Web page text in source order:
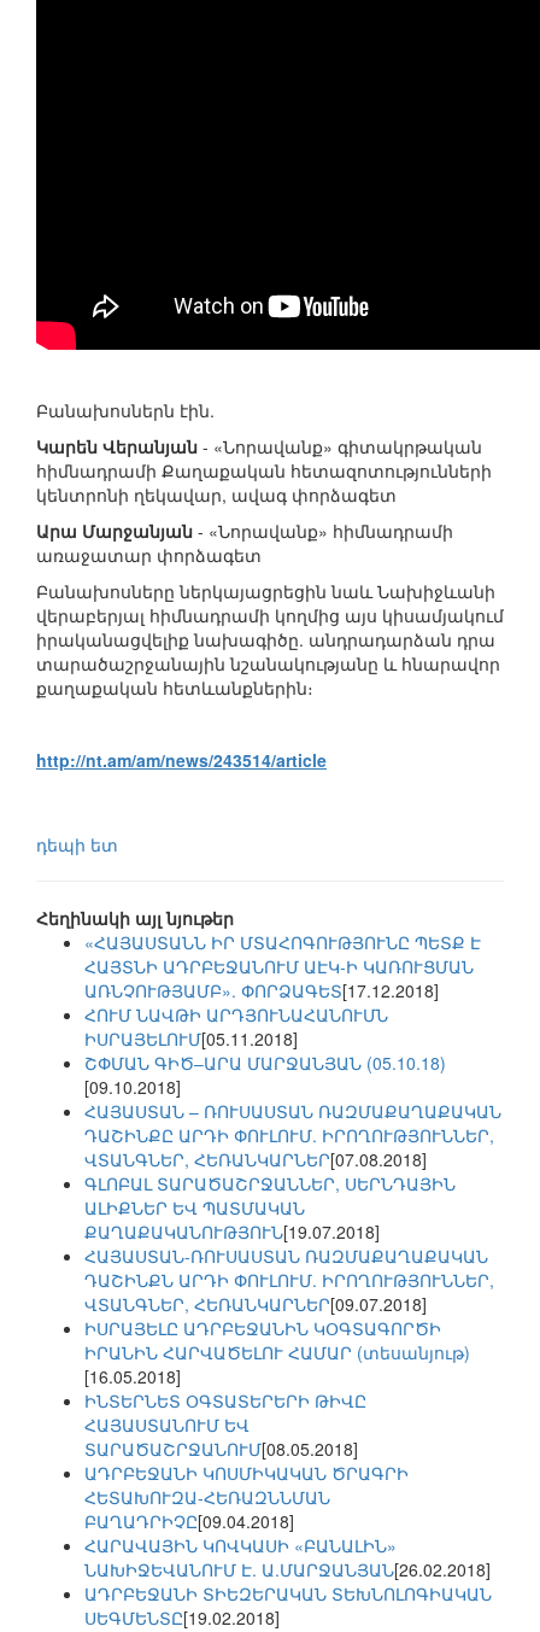
Բանախոսներն էին.
Կարեն Վերանյան - «Նորավանք» գիտակրթական
հիմնադրամի Քաղաքական հետազոտությունների
կենտրոնի ղեկավար, ավագ փորձագետ
Արա Մարջանյան - «Նորավանք» հիմնադրամի
առաջատար փորձագետ
Բանախոսները ներկայացրեցին նաև Նախիջևանի
վերաբերյալ հիմնադրամի կողմից այս կիսամյակում
իրականացվելիք նախագիծը. անդրադարձան դրա
տարածաշրջանային նշանակությանը և հնարավոր
քաղաքական հետևանքներին։
http://nt.am/am/news/243514/article
դեպի ետ
Հեղինակի այլ նյութեր
«ՀԱՅԱՍՏԱՆՆ ԻՐ ՄՏԱՀՈԳՈՒԹՅՈՒՆԸ ՊԵՏՔ Է
ՀԱՅՏՆԻ ԱԴՐԲԵՋԱՆՈՒՄ ԱԷԿ-Ի ԿԱՌՈՒՑՄԱՆ
ԱՌՆՉՈՒԹՅԱՄԲ». ՓՈՐՁԱԳԵՏ[17.12.2018]
ՀՈՒՄ ՆԱՎԹԻ ԱՐԴՅՈՒՆԱՀԱՆՈՒՄՆ
ԻՍՐԱՅԵԼՈՒՄ[05.11.2018]
ՇՓՄԱՆ ԳԻԾ–ԱՐԱ ՄԱՐՋԱՆՅԱՆ (05.10.18)
[09.10.2018]
ՀԱՅԱՍՏԱՆ – ՌՈՒՍԱՍՏԱՆ ՌԱԶՄԱՔԱՂԱՔԱԿԱՆ
ԴԱՇԻՆՔԸ ԱՐԴԻ ՓՈՒԼՈՒՄ. ԻՐՈՂՈՒԹՅՈՒՆՆԵՐ,
ՎՏԱՆԳՆԵՐ, ՀԵՌԱՆԿԱՐՆԵՐ[07.08.2018]
ԳԼՈԲԱԼ ՏԱՐԱԾԱՇՐՋԱՆՆԵՐ, ՍԵՐՆԴԱՅԻՆ
ԱԼԻՔՆԵՐ ԵՎ ՊԱՏՄԱԿԱՆ
ՔԱՂԱՔԱԿԱՆՈՒԹՅՈՒՆ[19.07.2018]
ՀԱՅԱՍՏԱՆ-ՌՈՒՍԱՍՏԱՆ ՌԱԶՄԱՔԱՂԱՔԱԿԱՆ
ԴԱՇԻՆՔՆ ԱՐԴԻ ՓՈՒԼՈՒՄ. ԻՐՈՂՈՒԹՅՈՒՆՆԵՐ,
ՎՏԱՆԳՆԵՐ, ՀԵՌԱՆԿԱՐՆԵՐ[09.07.2018]
ԻՍՐԱՅԵԼԸ ԱԴՐԲԵՋԱՆԻՆ ԿՕԳՏԱԳՈՐԾԻ
ԻՐԱՆԻՆ ՀԱՐՎԱԾԵԼՈՒ ՀԱՄԱՐ (տեսանյութ)
[16.05.2018]
ԻՆՏԵՐՆԵՏ ՕԳՏԱՏԵՐԵՐԻ ԹԻՎԸ
ՀԱՅԱՍՏԱՆՈՒՄ ԵՎ
ՏԱՐԱԾԱՇՐՋԱՆՈՒՄ[08.05.2018]
ԱԴՐԲԵՋԱՆԻ ԿՈՍՄԻԿԱԿԱՆ ԾՐԱԳՐԻ
ՀԵՏԱԽՈՒԶԱ-ՀԵՌԱԶՆՆՄԱՆ
ԲԱՂԱԴՐԻՉԸ[09.04.2018]
ՀԱՐԱՎԱՅԻՆ ԿՈՎԿԱՍԻ «ԲԱՆԱԼԻՆ»
ՆԱԽԻՋԵՎԱՆՈՒՄ Է. Ա.ՄԱՐՋԱՆՅԱՆ[26.02.2018]
ԱԴՐԲԵՋԱՆԻ ՏԻԵԶԵՐԱԿԱՆ ՏԵԽՆՈԼՈԳԻԱԿԱՆ
ՍԵԳՄԵՆՏԸ[19.02.2018]